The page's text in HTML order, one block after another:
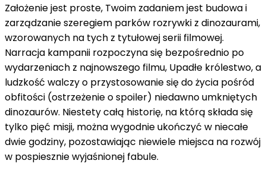
Założenie jest proste, Twoim zadaniem jest budowa i
zarządzanie szeregiem parków rozrywki z dinozaurami,
wzorowanych na tych z tytułowej serii filmowej.
Narracja kampanii rozpoczyna się bezpośrednio po
wydarzeniach z najnowszego filmu, Upadłe królestwo, a
ludzkość walczy o przystosowanie się do życia pośród
obfitości (ostrzeżenie o spoiler) niedawno umkniętych
dinozaurów. Niestety całą historię, na którą składa się
tylko pięć misji, można wygodnie ukończyć w niecałe
dwie godziny, pozostawiając niewiele miejsca na rozwój
w pospiesznie wyjaśnionej fabule.